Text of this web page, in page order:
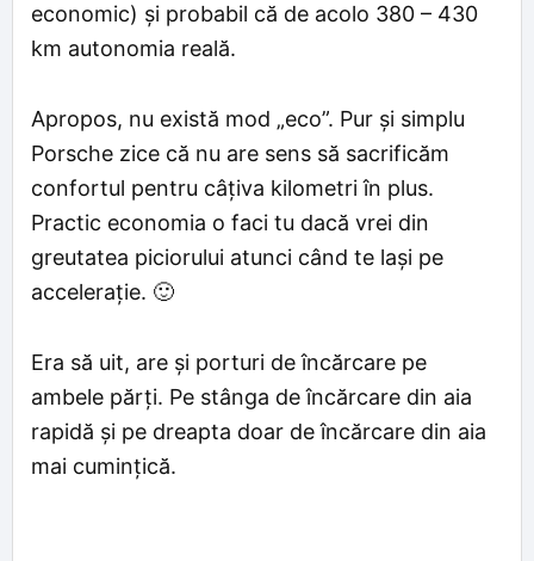
economic) și probabil că de acolo 380 – 430
km autonomia reală.
Apropos, nu există mod „eco”. Pur și simplu
Porsche zice că nu are sens să sacrificăm
confortul pentru câțiva kilometri în plus.
Practic economia o faci tu dacă vrei din
greutatea piciorului atunci când te lași pe
accelerație. 🙂
Era să uit, are și porturi de încărcare pe
ambele părți. Pe stânga de încărcare din aia
rapidă și pe dreapta doar de încărcare din aia
mai cumințică.